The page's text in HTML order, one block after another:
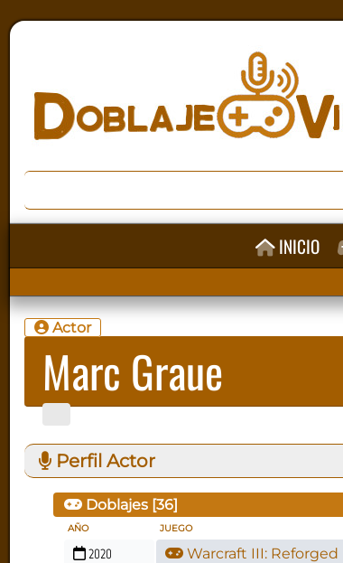
INICIO
Actor
Marc Graue
Perfil Actor
Doblajes [36]
AÑO JUEGO
2020 Warcraft III: Reforged